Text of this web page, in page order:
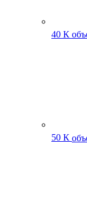
40 К
50 К